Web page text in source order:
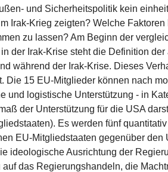
und Sicherheitspolitik kein
Irak-Krieg zeigten? Welche
zu lassen? Am Beginn der
der Irak-Krise steht die Definition
während der Irak-Krise. Dieses
Die 15 EU-Mitglieder können nach
und logistische Unterstützung - in
der Unterstützung für die USA
Es werden fünf
EU-Mitgliedstaaten gegenüber
ideologische Ausrichtung der
das Regierungshandeln, die